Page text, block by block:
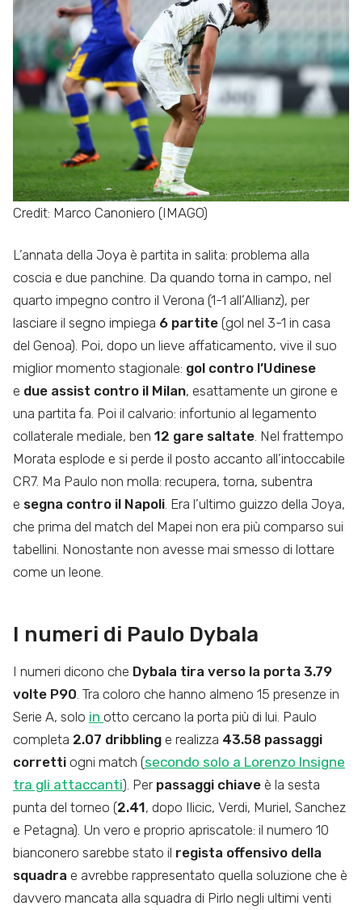
Credit: Marco Canoniero (IMAGO)
L’annata della Joya è partita in salita: problema alla
coscia e due panchine. Da quando torna in campo, nel
quarto impegno contro il Verona (1-1 all’Allianz), per
lasciare il segno impiega 6 partite (gol nel 3-1 in casa
del Genoa). Poi, dopo un lieve affaticamento, vive il suo
miglior momento stagionale: gol contro l’Udinese
e due assist contro il Milan, esattamente un girone e
una partita fa. Poi il calvario: infortunio al legamento
collaterale mediale, ben 12 gare saltate . Nel frattempo
Morata esplode e si perde il posto accanto all’intoccabile
CR7. Ma Paulo non molla: recupera, torna, subentra
e segna contro il Napoli . Era l’ultimo guizzo della Joya,
che prima del match del Mapei non era più comparso sui
tabellini. Nonostante non avesse mai smesso di lottare
come un leone.
I numeri di Paulo Dybala
I numeri dicono che Dybala tira verso la porta 3.79
volte P90 . Tra coloro che hanno almeno 15 presenze in
Serie A, solo in otto cercano la porta più di lui. Paulo
completa 2.07 dribbling e realizza 43.58 passaggi
corretti ogni match (secondo solo a Lorenzo Insigne
tra gli attaccanti). Per passaggi chiave è la sesta
punta del torneo (2.41, dopo Ilicic, Verdi, Muriel, Sanchez
e Petagna). Un vero e proprio apriscatole: il numero 10
bianconero sarebbe stato il regista offensivo della
squadra e avrebbe rappresentato quella soluzione che è
davvero mancata alla squadra di Pirlo negli ultimi venti